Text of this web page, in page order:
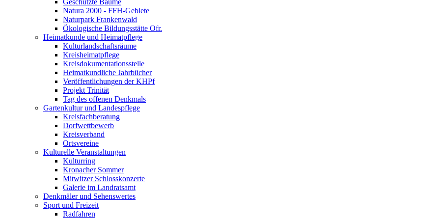
Geschützte Bäume
Natura 2000 - FFH-Gebiete
Naturpark Frankenwald
Ökologische Bildungsstätte Ofr.
Heimatkunde und Heimatpflege
Kulturlandschaftsräume
Kreisheimatpflege
Kreisdokumentationsstelle
Heimatkundliche Jahrbücher
Veröffentlichungen der KHPf
Projekt Trinität
Tag des offenen Denkmals
Gartenkultur und Landespflege
Kreisfachberatung
Dorfwettbewerb
Kreisverband
Ortsvereine
Kulturelle Veranstaltungen
Kulturring
Kronacher Sommer
Mitwitzer Schlosskonzerte
Galerie im Landratsamt
Denkmäler und Sehenswertes
Sport und Freizeit
Radfahren